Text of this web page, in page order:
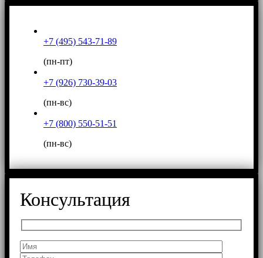
+7 (495) 543-71-89
(пн-пт)
+7 (926) 730-39-03
(пн-вс)
+7 (800) 550-51-51
(пн-вс)
Консультация